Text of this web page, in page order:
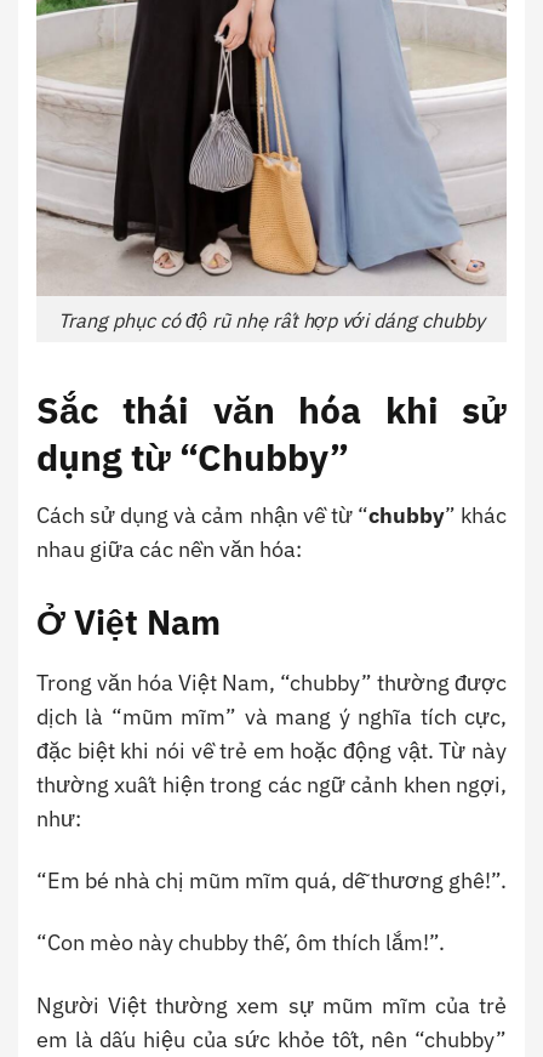
Trang phục có độ rũ nhẹ rất hợp với dáng chubby
Sắc thái văn hóa khi sử
dụng từ “Chubby”
Cách sử dụng và cảm nhận về từ “chubby” khác
nhau giữa các nền văn hóa:
Ở Việt Nam
Trong văn hóa Việt Nam, “chubby” thường được
dịch là “mũm mĩm” và mang ý nghĩa tích cực,
đặc biệt khi nói về trẻ em hoặc động vật. Từ này
thường xuất hiện trong các ngữ cảnh khen ngợi,
như:
“Em bé nhà chị mũm mĩm quá, dễ thương ghê!”.
“Con mèo này chubby thế, ôm thích lắm!”.
Người Việt thường xem sự mũm mĩm của trẻ
em là dấu hiệu của sức khỏe tốt, nên “chubby”